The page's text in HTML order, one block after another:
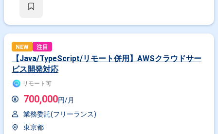
NEW 注目
【Java/TypeScript/リモート併用】AWSクラウドサー
ビス開発対応
リモート可
700,000円/月
業務委託(フリーランス)
東京都